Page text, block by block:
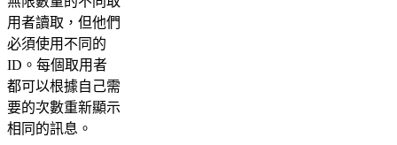
用者讀取，但他們
必須使用不同的
ID。每個取用者
都可以根據自己需
要的次數重新顯示
相同的訊息。